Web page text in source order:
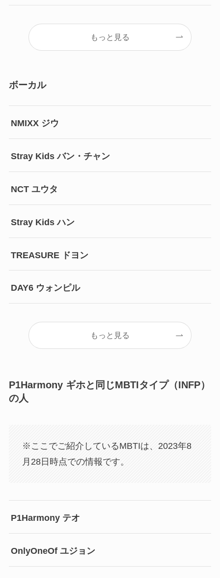
もっと見る
ボーカル
NMIXX ジウ
Stray Kids バン・チャン
NCT ユウタ
Stray Kids ハン
TREASURE ドヨン
DAY6 ウォンピル
もっと見る
P1Harmony ギホと同じMBTIタイプ（INFP）
の人
※ここでご紹介しているMBTIは、2023年8
月28日時点での情報です。
P1Harmony テオ
OnlyOneOf ユジョン